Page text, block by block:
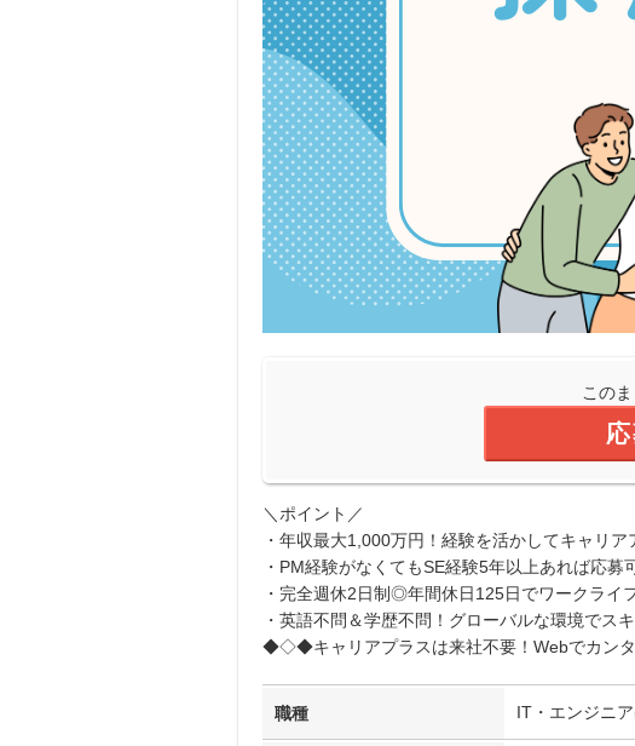
このま
＼ポイント／
・年収最大1,000万円！経験を活かしてキャリア
・PM経験がなくてもSE経験5年以上あれば応募
・完全週休2日制◎年間休日125日でワークライ
・英語不問＆学歴不問！グローバルな環境でス
◆◇◆キャリアプラスは来社不要！Webでカン
職種 IT・エンジニ